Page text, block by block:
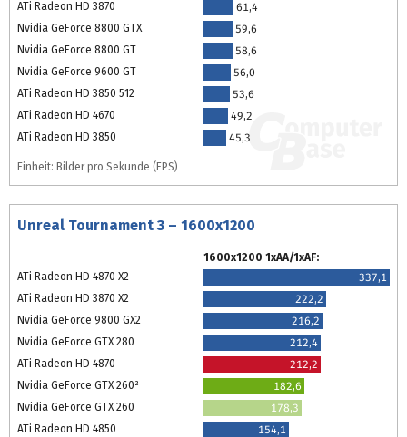
ATi Radeon HD 3870
61,4
Nvidia GeForce 8800 GTX
59,6
Nvidia GeForce 8800 GT
58,6
Nvidia GeForce 9600 GT
56,0
ATi Radeon HD 3850 512
53,6
ATi Radeon HD 4670
49,2
ATi Radeon HD 3850
45,3
Einheit: Bilder pro Sekunde (FPS)
Unreal Tournament 3 – 1600x1200
1600x1200 1xAA/1xAF:
ATi Radeon HD 4870 X2
337,1
ATi Radeon HD 3870 X2
222,2
Nvidia GeForce 9800 GX2
216,2
Nvidia GeForce GTX 280
212,4
ATi Radeon HD 4870
212,2
Nvidia GeForce GTX 260²
182,6
Nvidia GeForce GTX 260
178,3
ATi Radeon HD 4850
154,1